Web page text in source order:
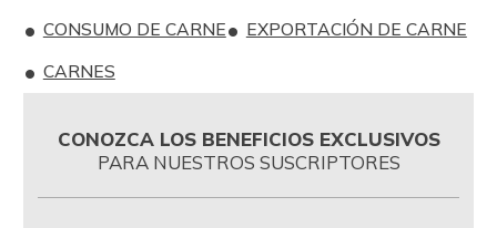
CONSUMO DE CARNE
EXPORTACIÓN DE CARNE
CARNES
CONOZCA LOS BENEFICIOS EXCLUSIVOS
PARA NUESTROS SUSCRIPTORES